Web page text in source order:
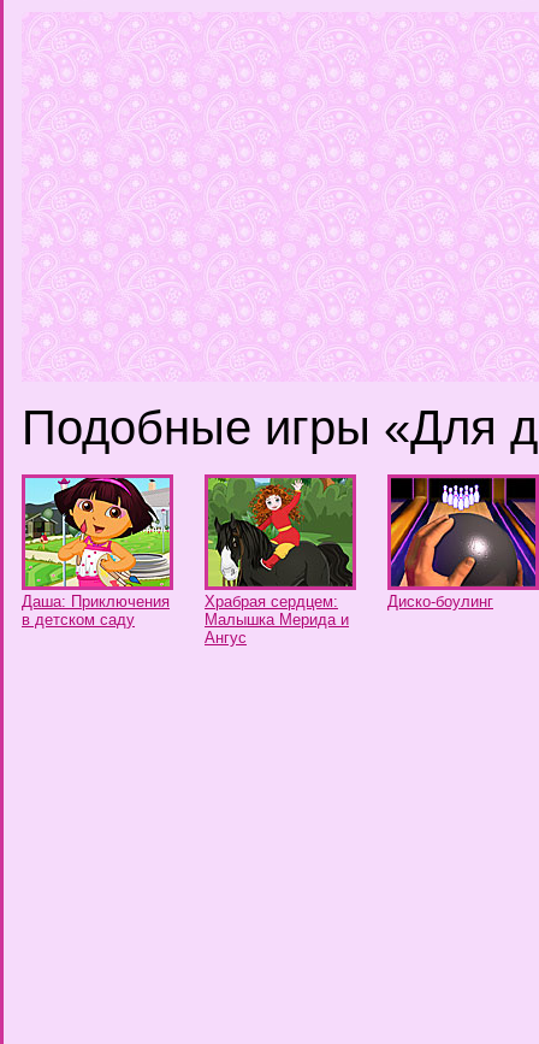
Подобные игры «Для
Даша: Приключения
в детском саду
Храбрая сердцем:
Малышка Мерида и
Ангус
Диско-боулинг